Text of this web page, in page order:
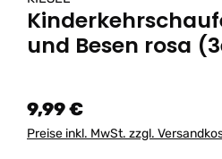
und Besen rosa
9,99 €
Preise inkl. MwSt. zzgl.